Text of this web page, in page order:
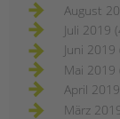
August
Juli 2019
Juni 2019
Mai 2019
April
März